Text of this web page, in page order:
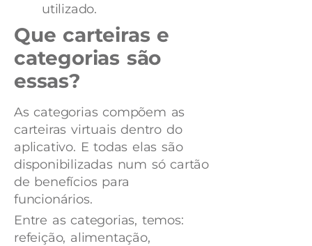
utilizado.
Que carteiras e
categorias são
essas?
As categorias compõem as
carteiras virtuais dentro do
aplicativo. E todas elas são
disponibilizadas num só cartão
de benefícios para
funcionários.
Entre as categorias, temos:
refeição, alimentação,